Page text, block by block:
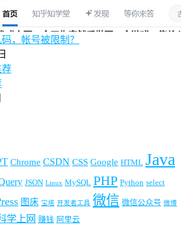
，帐号被限制？
Chrome CSDN CSS Google HTML Java
JSON Linux MySQL PHP Python select
图床 宝塔 开发者工具 微信 微信公众号 微博
学上网 赚钱 阿里云